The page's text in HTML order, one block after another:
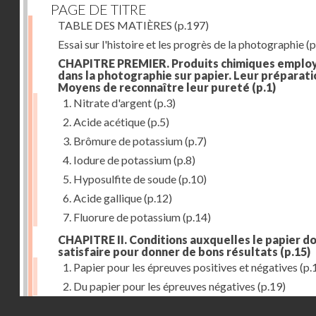
PAGE DE TITRE
TABLE DES MATIÈRES (p.197)
Essai sur l'histoire et les progrès de la photographie
CHAPITRE PREMIER. Produits chimiques
dans la photographie sur papier. Leur
Moyens de reconnaître leur pureté (p.1)
1. Nitrate d'argent(p.3)
2. Acide acétique(p.5)
3. Brômure de potassium(p.7)
4. Iodure de potassium(p.8)
5. Hyposulfite de soude(p.10)
6. Acide gallique(p.12)
7. Fluorure de potassium(p.14)
CHAPITRE II. Conditions auxquelles le papier
satisfaire pour donner de bons résultats (p.15)
1. Papier pour les épreuves positives et négatives
2. Du papier pour les épreuves négatives (p.19)